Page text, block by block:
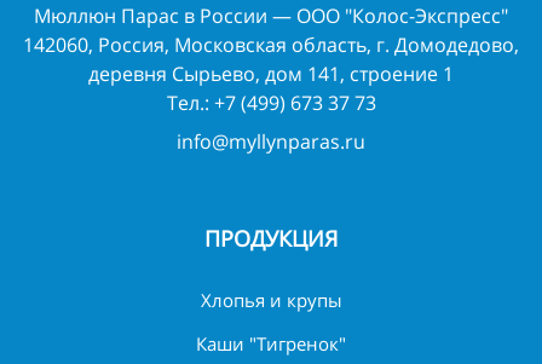
Мюллюн Парас в России — ООО "Колос-Экспресс"
142060, Россия, Московская область, г. Домодедово,
деревня Сырьево, дом 141, строение 1
Тел.: +7 (499) 673 37 73
info@myllynparas.ru
ПРОДУКЦИЯ
Хлопья и крупы
Каши "Тигренок"